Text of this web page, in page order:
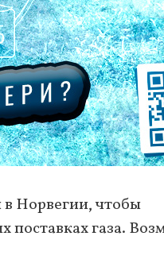
Норвегии, чтобы
поставках газа.